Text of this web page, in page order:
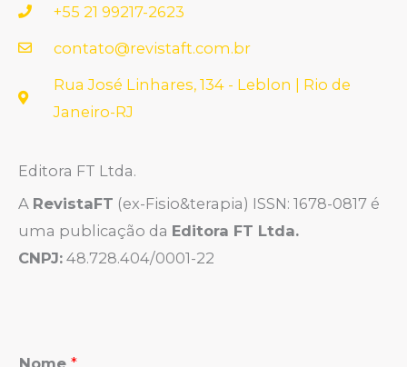
+55 21 99217-2623
contato@revistaft.com.br
Rua José Linhares, 134 - Leblon | Rio de
Janeiro-RJ
Editora FT Ltda.
A RevistaFT (ex-Fisio&terapia) ISSN: 1678-0817 é
uma publicação da Editora FT Ltda.
CNPJ: 48.728.404/0001-22
Nome *